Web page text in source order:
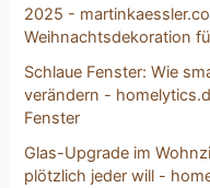
2025 -
Weihnachtsdekoration
Schlaue Fenster: Wie
verändern -
Fenster
Glas-Upgrade im
plötzlich jeder will -